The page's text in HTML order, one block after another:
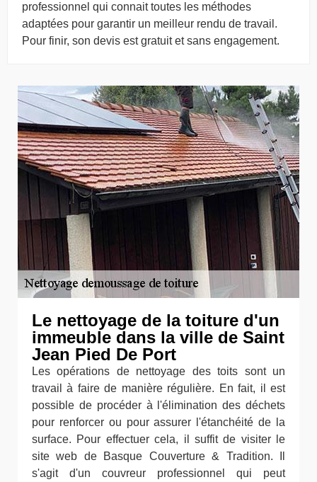
professionnel qui connait toutes les méthodes
adaptées pour garantir un meilleur rendu de travail.
Pour finir, son devis est gratuit et sans engagement.
Le nettoyage de la toiture d'un
immeuble dans la ville de Saint
Jean Pied De Port
Les opérations de nettoyage des toits sont un
travail à faire de manière régulière. En fait, il est
possible de procéder à l'élimination des déchets
pour renforcer ou pour assurer l'étanchéité de la
surface. Pour effectuer cela, il suffit de visiter le
site web de Basque Couverture & Tradition. Il
s'agit d'un couvreur professionnel qui peut